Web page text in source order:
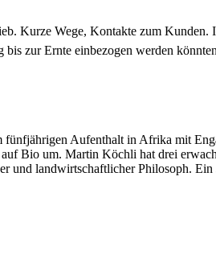
Kurze Wege, Kon­tak­te zum
zur Ernte ein­be­zo­gen wer­den
fün­fjähri­gen Aufen­thalt in Afri­ka mit
Bio um. Mar­tin Köch­li hat drei
und land­wirtschaftlich­er Philosoph.